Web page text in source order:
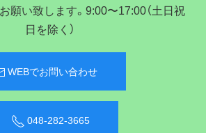
願い致します。9:00〜17:00（土日祝
日を除く）
WEBでお問い合わせ
048-282-3665